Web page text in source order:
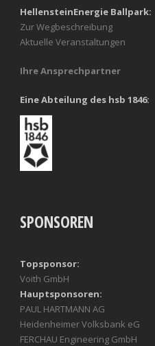
HellensteinEnergie Ballpark:
Zur Wegbeschreibung
Aktuelle Veranstaltungen
Ihre Ansprechpartner
Eine Abteilung des hsb 1846:
SPONSOREN
Topsponsor:
Voith GmbH
Hauptsponsoren:
PAUL HARTMANN AG
Heidenheimer Volksbank eG
FERCHAU Engineering GmbH